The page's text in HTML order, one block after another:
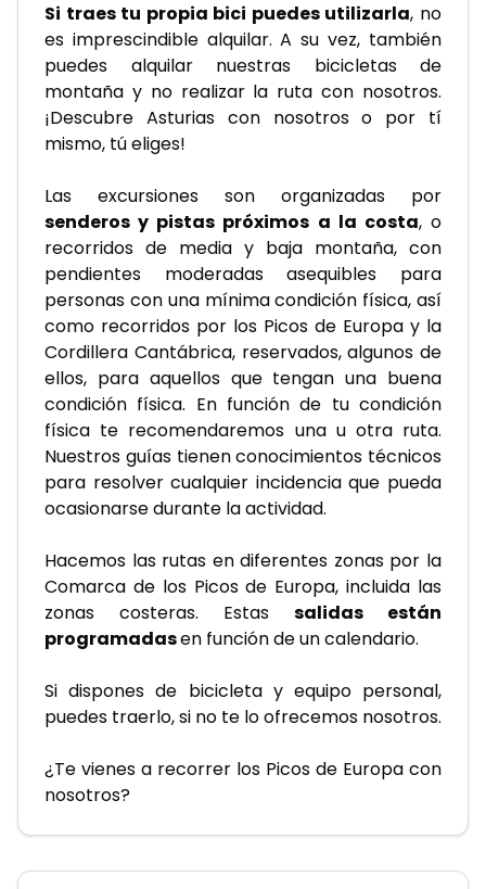
Si traes tu propia bici puedes utilizarla, no
es imprescindible alquilar. A su vez, también
puedes alquilar nuestras bicicletas de
montaña y no realizar la ruta con nosotros.
¡Descubre Asturias con nosotros o por tí
mismo, tú eliges!
senderos y pistas próximos a la costa, o
recorridos de media y baja montaña, con
pendientes moderadas asequibles para
personas con una mínima condición física, así
como recorridos por los Picos de Europa y la
Cordillera Cantábrica, reservados, algunos de
ellos, para aquellos que tengan una buena
condición física. En función de tu condición
física te recomendaremos una u otra ruta.
Nuestros guías tienen conocimientos técnicos
para resolver cualquier incidencia que pueda
ocasionarse durante la actividad.
Hacemos las rutas en diferentes zonas por la
Comarca de los Picos de Europa, incluida las
zonas costeras. Estas salidas están
programadas en función de un calendario.
Si dispones de bicicleta y equipo personal,
puedes traerlo, si no te lo ofrecemos nosotros.
¿Te vienes a recorrer los Picos de Europa con
nosotros?